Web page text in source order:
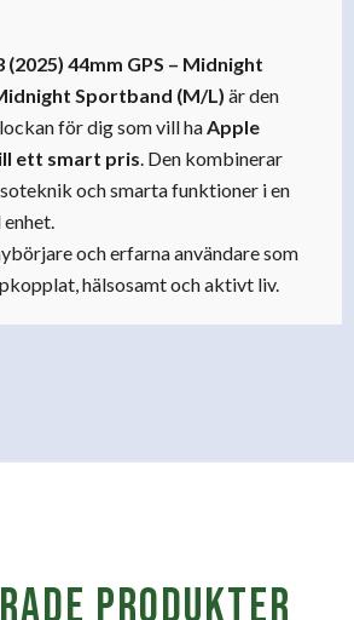
(2025) 44mm GPS – Midnight
Sportband (M/L) är den
för dig som vill haApple
ett smart pris. Den kombinerar
och smarta funktioner i en
och erfarna användare som
hälsosamt och aktivt liv.
produkter